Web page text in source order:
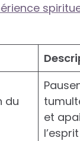
du
et
l’esprit